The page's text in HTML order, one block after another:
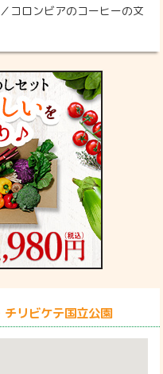
コロンビアのコーヒーの文
リビケテ国立公園